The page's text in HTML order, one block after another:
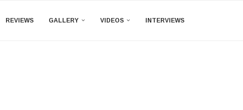
REVIEWS GALLERY VIDEOS INTERVIEWS